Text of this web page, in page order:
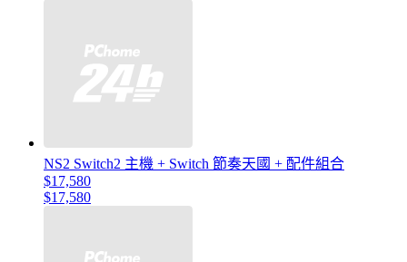
NS2 Switch2 主機 + Switch 節奏天國 + 配件組合
$17,580
$17,580